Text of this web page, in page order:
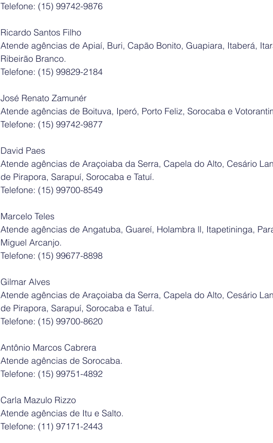
Telefone: (15) 99742-9876
Ricardo Santos Filho
Atende agências de Apiaí, Buri, Capão Bonito, Guapiara, Itaberá,
Ribeirão Branco.
Telefone: (15) 99829-2184
José Renato Zamunér
Atende agências de Boituva, Iperó, Porto Feliz, Sorocaba e
Telefone: (15) 99742-9877
David Paes
Atende agências de Araçoiaba da Serra, Capela do Alto, Cesário
de Pirapora, Sarapuí, Sorocaba e Tatuí.
Telefone: (15) 99700-8549
Marcelo Teles
Atende agências de Angatuba, Guareí, Holambra ll, Itapetininga,
Miguel Arcanjo.
Telefone: (15) 99677-8898
Gilmar Alves
Atende agências de Araçoiaba da Serra, Capela do Alto, Cesário
de Pirapora, Sarapuí, Sorocaba e Tatuí.
Telefone: (15) 99700-8620
Antônio Marcos Cabrera
Atende agências de Sorocaba.
Telefone: (15) 99751-4892
Carla Mazulo Rizzo
Atende agências de Itu e Salto.
Telefone: (11) 97171-2443